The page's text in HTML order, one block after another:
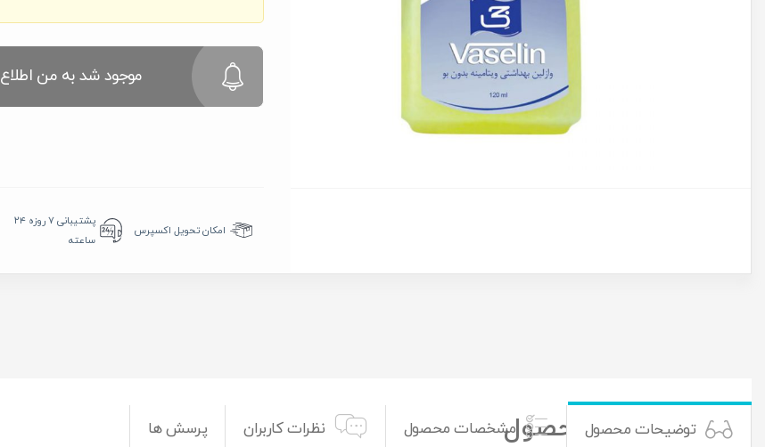
موجود شد به من
امکان تحویل اکسپرس
پشتیبانی ۷ روزه ۲۴
ساعته
توضیحات محصول مشخصات محصول نظرات کاربران پرسش ها توضیحات محصول